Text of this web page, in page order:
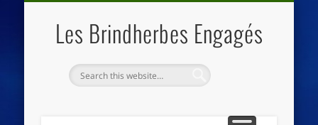
Les Brindherbes Engagés